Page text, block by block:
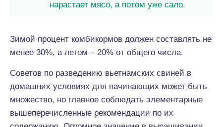
нарастает мясо, а потом уже сало.
Зимой процент комбикормов должен составлять не
менее 30%, а летом – 20% от общего числа.
Советов по разведению вьетнамских свиней в
домашних условиях для начинающих может быть
множество, но главное соблюдать элементарные
вышеперечисленные рекомендации по их